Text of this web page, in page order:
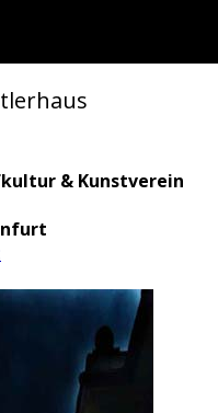
& Kunstverein